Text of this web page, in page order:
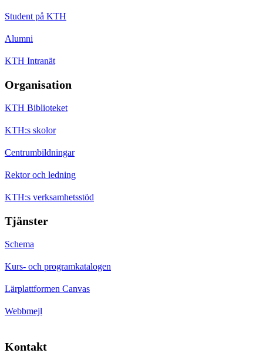
Student på KTH
Alumni
KTH Intranät
Organisation
KTH Biblioteket
KTH:s skolor
Centrumbildningar
Rektor och ledning
KTH:s verksamhetsstöd
Tjänster
Schema
Kurs- och programkatalogen
Lärplattformen Canvas
Webbmejl
Kontakt